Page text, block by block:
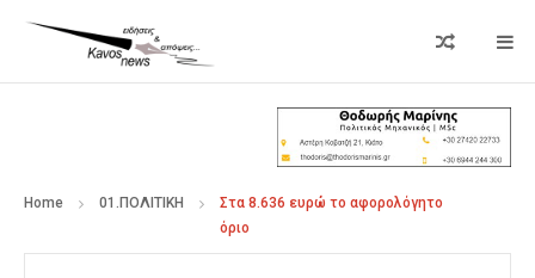
Home 01.ΠΟΛΙΤΙΚΗ
Στα 8.636 ευρώ το αφορολόγητο
όριο